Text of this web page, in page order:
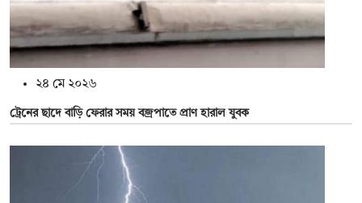
২৪ মে ২০২৬
ট্রেনের ছাদে বাড়ি ফেরার সময় বজ্রপাতে প্রাণ হারাল যুবক